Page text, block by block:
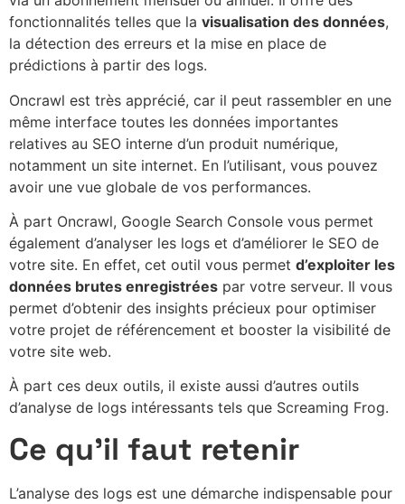
fonctionnalités telles que la visualisation des données,
la détection des erreurs et la mise en place de
prédictions à partir des logs.
Oncrawl est très apprécié, car il peut rassembler en une
même interface toutes les données importantes
relatives au SEO interne d’un produit numérique,
notamment un site internet. En l’utilisant, vous pouvez
avoir une vue globale de vos performances.
À part Oncrawl, Google Search Console vous permet
également d’analyser les logs et d’améliorer le SEO de
votre site. En effet, cet outil vous permet d’exploiter les
données brutes enregistrées par votre serveur. Il vous
permet d’obtenir des insights précieux pour optimiser
votre projet de référencement et booster la visibilité de
votre site web.
À part ces deux outils, il existe aussi d’autres outils
d’analyse de logs intéressants tels que Screaming Frog.
Ce qu’il faut retenir
L’analyse des logs est une démarche indispensable pour